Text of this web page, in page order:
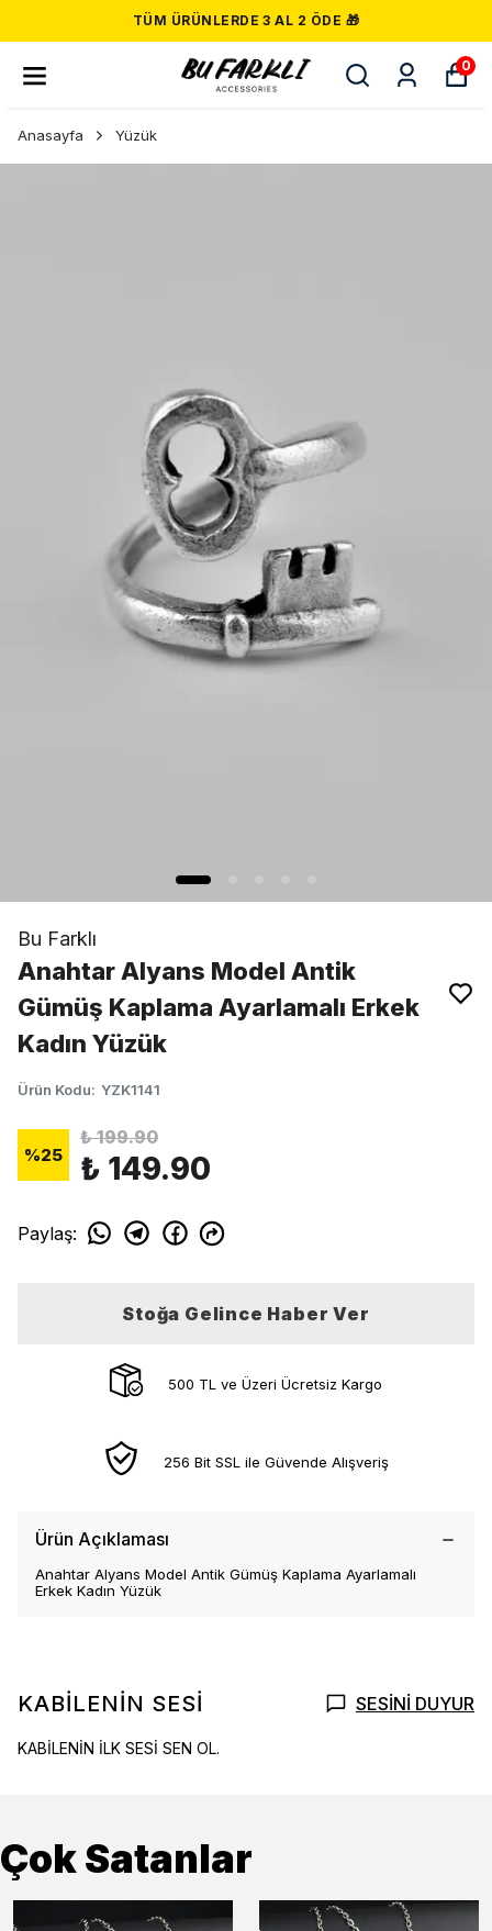
TÜM ÜRÜNLERDE 3 AL 2 ÖDE 🎁
0
Anasayfa Yüzük
Bu Farklı
Anahtar Alyans Model Antik
Gümüş Kaplama Ayarlamalı Erkek
Kadın Yüzük
Ürün Kodu: YZK1141
%25
₺ 199.90
₺ 149.90
Paylaş:
Stoğa Gelince Haber Ver
500 TL ve Üzeri Ücretsiz Kargo
256 Bit SSL ile Güvende Alışveriş
Ürün Açıklaması
Anahtar Alyans Model Antik Gümüş Kaplama Ayarlamalı
Erkek Kadın Yüzük
KABİLENİN SESİ SESİNİ DUYUR
KABİLENİN İLK SESİ SEN OL.
Çok Satanlar